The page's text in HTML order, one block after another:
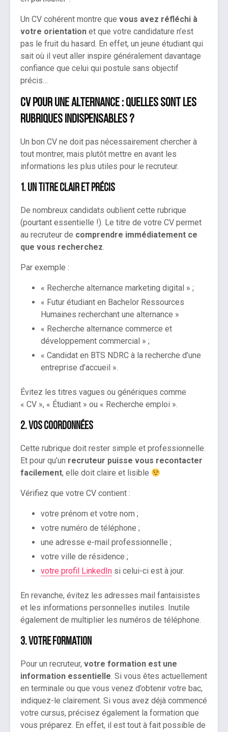
Un CV cohérent montre que vous avez réfléchi à
votre orientation et que votre candidature n’est
pas le fruit du hasard. En effet, un jeune étudiant qui
sait où il veut aller inspire généralement davantage
confiance que celui qui postule sans objectif
précis…
CV pour une alternance : quelles sont les
rubriques indispensables ?
Un bon CV ne doit pas nécessairement chercher à
tout montrer, mais plutôt mettre en avant les
informations les plus utiles pour le recruteur.
1. Un titre clair et précis
De nombreux candidats oublient cette rubrique
(pourtant essentielle !). Le titre de votre CV permet
au recruteur de comprendre immédiatement ce
que vous recherchez.
Par exemple :
« Recherche alternance marketing digital » ;
« Futur étudiant en Bachelor Ressources
Humaines recherchant une alternance »
« Recherche alternance commerce et
développement commercial » ;
« Candidat en BTS NDRC à la recherche d’une
entreprise d’accueil ».
Évitez les titres vagues ou génériques comme
« CV », « Étudiant » ou « Recherche emploi ».
2. Vos coordonnées
Cette rubrique doit rester simple et professionnelle.
Et pour qu’un recruteur puisse vous recontacter
facilement, elle doit claire et lisible
Vérifiez que votre CV contient :
votre prénom et votre nom ;
votre numéro de téléphone ;
une adresse e-mail professionnelle ;
votre ville de résidence ;
votre profil LinkedIn si celui-ci est à jour.
En revanche, évitez les adresses mail fantaisistes
et les informations personnelles inutiles. Inutile
également de multiplier les numéros de téléphone.
3. Votre formation
Pour un recruteur, votre formation est une
information essentielle. Si vous êtes actuellement
en terminale ou que vous venez d’obtenir votre bac,
indiquez-le clairement. Si vous avez déjà commencé
votre cursus, précisez également la formation que
vous préparez. En effet, il est tout à fait possible de